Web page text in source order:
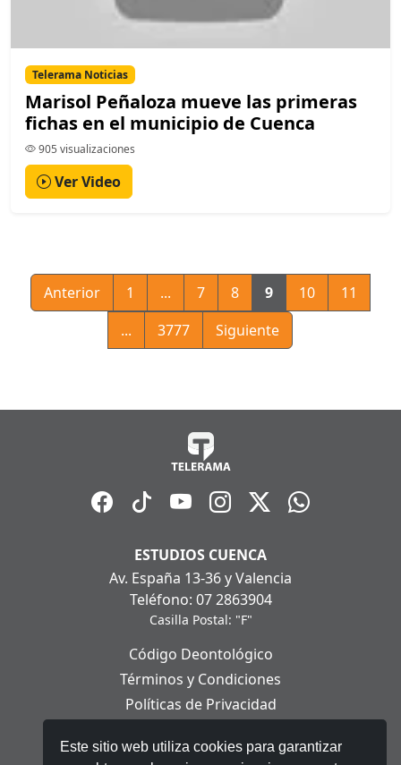
Este sitio web utiliza cookies para garantizar
Telerama Noticias
Marisol Peñaloza mueve las primeras
fichas en el municipio de Cuenca
905 visualizaciones
Ver Video
Anterior 1 ... 7 8 9 10
11
...
3777 Siguiente
ESTUDIOS CUENCA
Av. España 13-36 y Valencia
Teléfono: 07 2863904
Casilla Postal: "F"
Código Deontológico
Términos y Condiciones
Políticas de Privacidad
Aviso Legal